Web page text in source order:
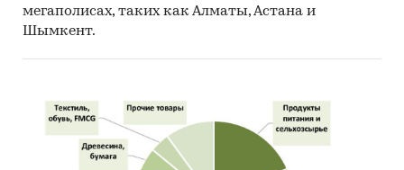
мегаполисах, таких как Алматы, Астана и
Шымкент.